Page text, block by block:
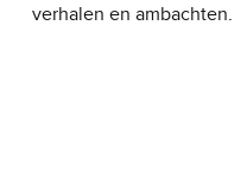
verhalen en ambachten,